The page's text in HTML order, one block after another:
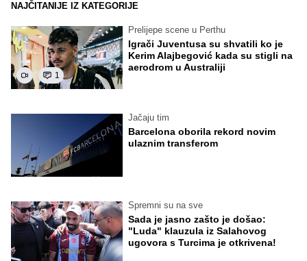
NAJČITANIJE IZ KATEGORIJE
1
Prelijepe scene u Perthu
Igrači Juventusa su shvatili ko je
Kerim Alajbegović kada su stigli na
aerodrom u Australiji
Jačaju tim
Barcelona oborila rekord novim
ulaznim transferom
Spremni su na sve
Sada je jasno zašto je došao:
"Luda" klauzula iz Salahovog
ugovora s Turcima je otkrivena!